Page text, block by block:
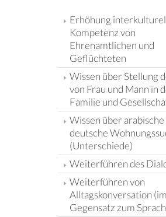
Erhöhung
Kompetenz von
Ehrenamtlichen und
Geflüchteten
Wissen über Stellung
von Frau und Mann in
Familie und
Wissen über arabische
deutsche
(Unterschiede)
Weiterführen des
Weiterführen von
Alltagskonversation (im
Gegensatz zum